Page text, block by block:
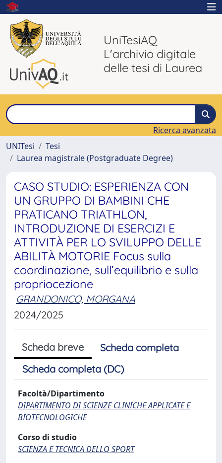
UniTesiAQ
L'archivio digitale
delle tesi di Laurea
Ricerca avanzata
UNITesi
Tesi
Laurea magistrale (Postgraduate Degree)
CASO STUDIO: ESPERIENZA CON
UN GRUPPO DI BAMBINI CHE
PRATICANO TRIATHLON,
INTRODUZIONE DI ESERCIZI E
ATTIVITÀ PER LO SVILUPPO DELLE
ABILITÀ MOTORIE Focus sulla
coordinazione, sull’equilibrio e sulla
propriocezione
GRANDONICO, MORGANA
2024/2025
Scheda breve
Scheda completa
Scheda completa (DC)
Facoltà/Dipartimento
DIPARTIMENTO DI SCIENZE CLINICHE APPLICATE E
BIOTECNOLOGICHE
Corso di studio
SCIENZA E TECNICA DELLO SPORT